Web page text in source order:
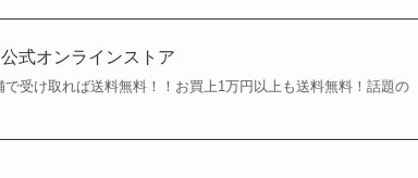
式オンラインストア
受け取れば送料無料！！お買上1万円以上も送料無料！話題の